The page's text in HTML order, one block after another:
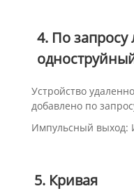
4. По запросу
Устройство
добавлено по
Импульсный выход:
5. Кривая